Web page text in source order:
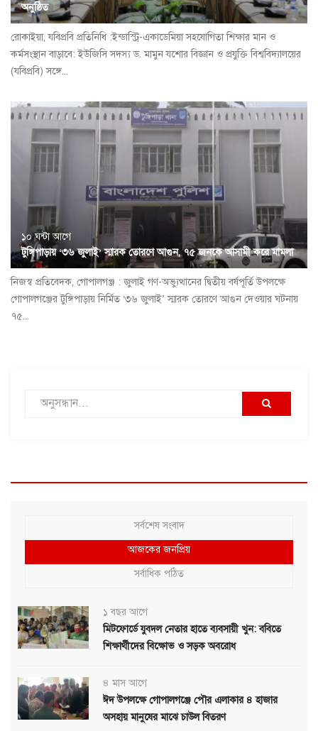
অনুষ্ঠিত
রোকাইয়া, যবিপ্রবি প্রতিনিধি :ইন্ডাস্ট্রি-একাডেমিয়া সহযোগিতা শিক্ষার মান ও
কর্মসংস্থান বাড়াবে: ইউজিসি সদস্য ড. মামুন যশোর বিজ্ঞান ও প্রযুক্তি বিশ্ববিদ্যালয়ের
(যবিপ্রবি) সঙ্গে...
১০ ঘন্টা আগে
টুঙ্গিপাড়ায় ‘৩৬ জুলাই’ স্মারক তোরণে আগুন, ৭৫ জনকে আসামী করে মামলা
নিজস্ব প্রতিবেদক, গোপালগঞ্জ : জুলাই গণ-অভ্যুত্থানের দ্বিতীয় বর্ষপূর্তি উপলক্ষে
গোপালগঞ্জের টুঙ্গিপাড়ায় নির্মিত ‘৩৬ জুলাই’ স্মারক তোরণে আগুন দেওয়ার ঘটনায়
৭৫...
সর্বশেষ সংবাদ
আজকের জনপ্রিয়
সর্বাধিক পঠিত
১ বছর আগে
মিটফোর্ডে যুবদল নেতার হাতে ব্যবসায়ী খুন: ববিতে
শিক্ষার্থীদের বিক্ষোভ ও সড়ক অবরোধ
৪ মাস আগে
ঈদ উপলক্ষে গোপালগঞ্জে পৌর এলাকার ৪ হাজার
অসহায় মানুষের মাঝে চাউল বিতরণ